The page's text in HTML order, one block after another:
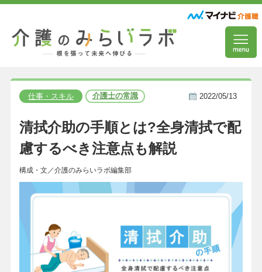
仕事・スキル 介護士の常識 2022/05/13
清拭介助の手順とは?全身清拭で配
慮するべき注意点も解説
構成・文／介護のみらいラボ編集部